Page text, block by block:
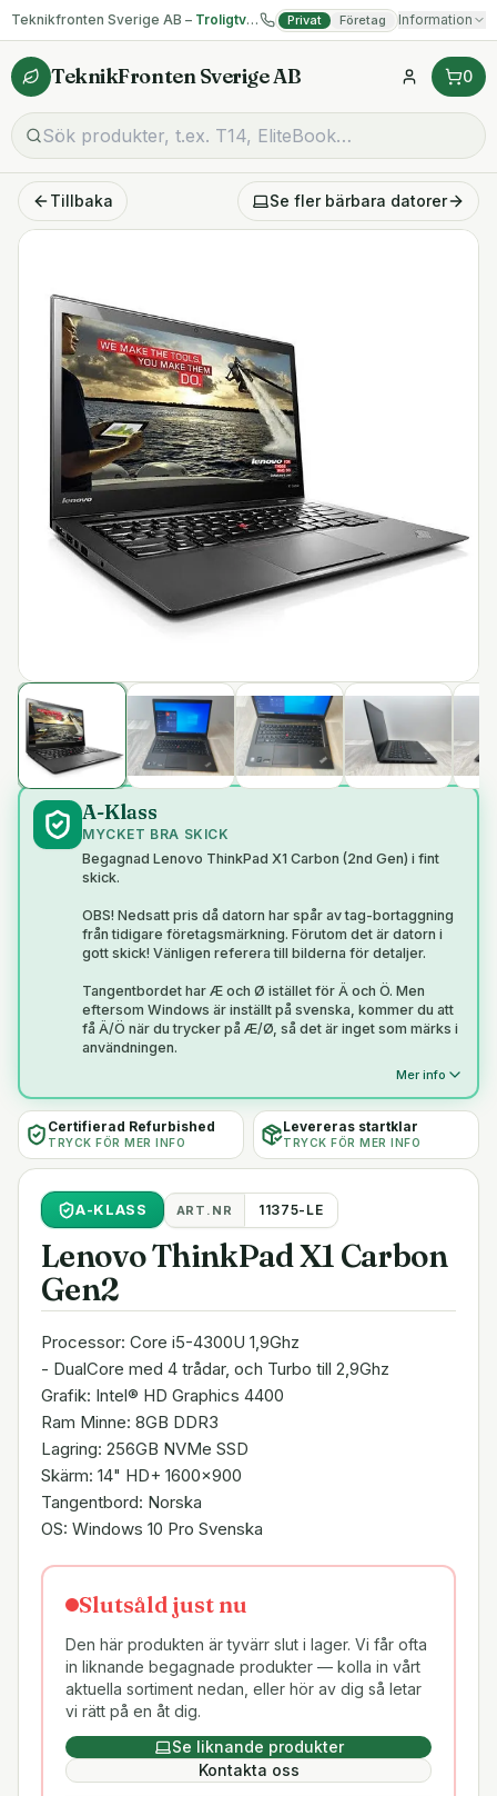
Teknikfronten Sverige AB – Troligtvis billigast på begagnad IT! Privat Företag Information
TeknikFronten Sverige AB 0
Tillbaka Se fler bärbara datorer
A-Klass
MYCKET BRA SKICK
Begagnad Lenovo ThinkPad X1 Carbon (2nd Gen) i fint
skick.
OBS! Nedsatt pris då datorn har spår av tag-bortaggning
från tidigare företagsmärkning. Förutom det är datorn i
gott skick! Vänligen referera till bilderna för detaljer.
Tangentbordet har Æ och Ø istället för Ä och Ö. Men
eftersom Windows är inställt på svenska, kommer du att
få Ä/Ö när du trycker på Æ/Ø, så det är inget som märks i
användningen.
Mer info
Certifierad Refurbished
TRYCK FÖR MER INFO
Levereras startklar
TRYCK FÖR MER INFO
A-KLASS ART.NR 11375-LE
Lenovo ThinkPad X1 Carbon
Gen2
Processor: Core i5-4300U 1,9Ghz
- DualCore med 4 trådar, och Turbo till 2,9Ghz
Grafik: Intel® HD Graphics 4400
Ram Minne: 8GB DDR3
Lagring: 256GB NVMe SSD
Skärm: 14" HD+ 1600x900
Tangentbord: Norska
OS: Windows 10 Pro Svenska
Slutsåld just nu
Den här produkten är tyvärr slut i lager. Vi får ofta
in liknande begagnade produkter — kolla in vårt
aktuella sortiment nedan, eller hör av dig så letar
vi rätt på en åt dig.
Se liknande produkter
Kontakta oss